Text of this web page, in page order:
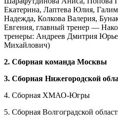
Екатерина, Лаптева Юлия,
Надежда, Колкова Валерия,
Евгения, главный тренер —
тренеры: Андреев Дмитрия
Михайлович)
2. Сборная команда Москвы
3. Сборная Нижегородской
4. Сборная ХМАО-Югры
5. Сборная Волгоградской